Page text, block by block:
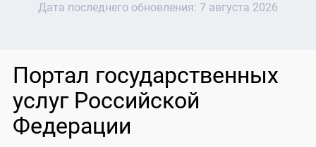
Дата последнего обновления: 7 августа 2026
Портал государственных
услуг Российской
Федерации